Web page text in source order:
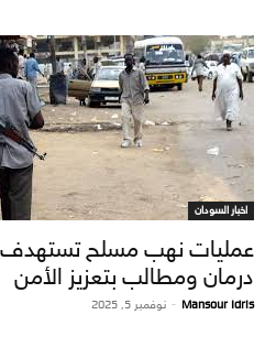
اخبار السودان
عمليات نهب مسلح
درمان ومطالب بتعزيز الأمن
Mansour Idris
- نوفمبر 5, 2025